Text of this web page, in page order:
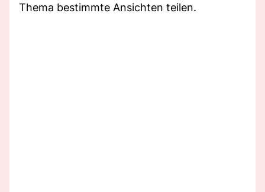
Thema bestimmte Ansichten teilen.